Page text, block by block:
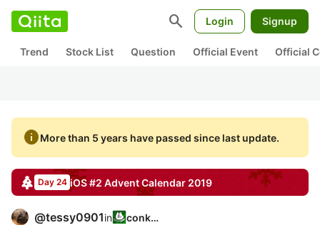
search Login Signup
Trend Stock List Question Official Event Official
infoMore than 5 years have passed since last update.
Day 24 iOS #2 Advent Calendar 2019
@tessy0901in conken